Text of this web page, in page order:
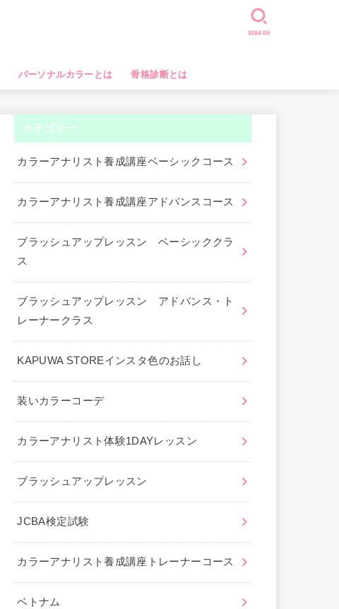
パーソナルカラーとは 骨格診断とは
SEARCH
カテゴリー
カラーアナリスト養成講座ベーシックコース
カラーアナリスト養成講座アドバンスコース
ブラッシュアップレッスン ベーシッククラ
ス
ブラッシュアップレッスン アドバンス・ト
レーナークラス
KAPUWA STOREインスタ色のお話し
装いカラーコーデ
カラーアナリスト体験1DAYレッスン
ブラッシュアップレッスン
JCBA検定試験
カラーアナリスト養成講座トレーナーコース
ベトナム